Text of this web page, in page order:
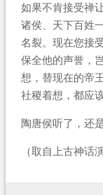
如果不肯接受禅
诸侯、天下百姓
名裂。现在您接
保全他的声誉，
想，替现在的帝
社稷着想，都应
陶唐侯听了，还
（取自上古神话